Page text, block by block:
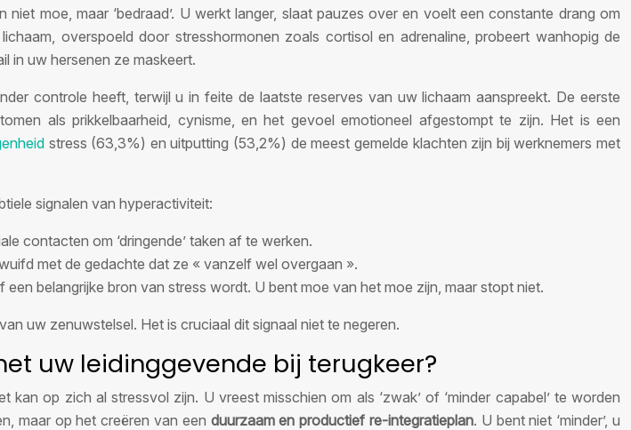
niet moe, maar ‘bedraad’. U werkt langer, slaat pauzes over en voelt een constante drang om
overspoeld door stresshormonen zoals cortisol en adrenaline, probeert wanhopig de
in uw hersenen ze maskeert.
controle heeft, terwijl u in feite de laatste reserves van uw lichaam aanspreekt. De eerste
als prikkelbaarheid, cynisme, en het gevoel emotioneel afgestompt te zijn. Het is een
stress (63,3%) en uitputting (53,2%) de meest gemelde klachten zijn bij werknemers met
signalen van hyperactiviteit:
contacten om ‘dringende’ taken af te werken.
met de gedachte dat ze « vanzelf wel overgaan ».
belangrijke bron van stress wordt. U bent moe van het moe zijn, maar stopt niet.
uw zenuwstelsel. Het is cruciaal dit signaal niet te negeren.
uw leidinggevende bij terugkeer?
op zich al stressvol zijn. U vreest misschien om als ‘zwak’ of ‘minder capabel’ te worden
maar op het creëren van een duurzaam en productief re-integratieplan. U bent niet ‘minder’, u